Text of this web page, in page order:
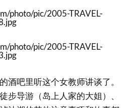
酒吧里听这个女教师讲谈了。
步导游（岛上人家的大姐）、